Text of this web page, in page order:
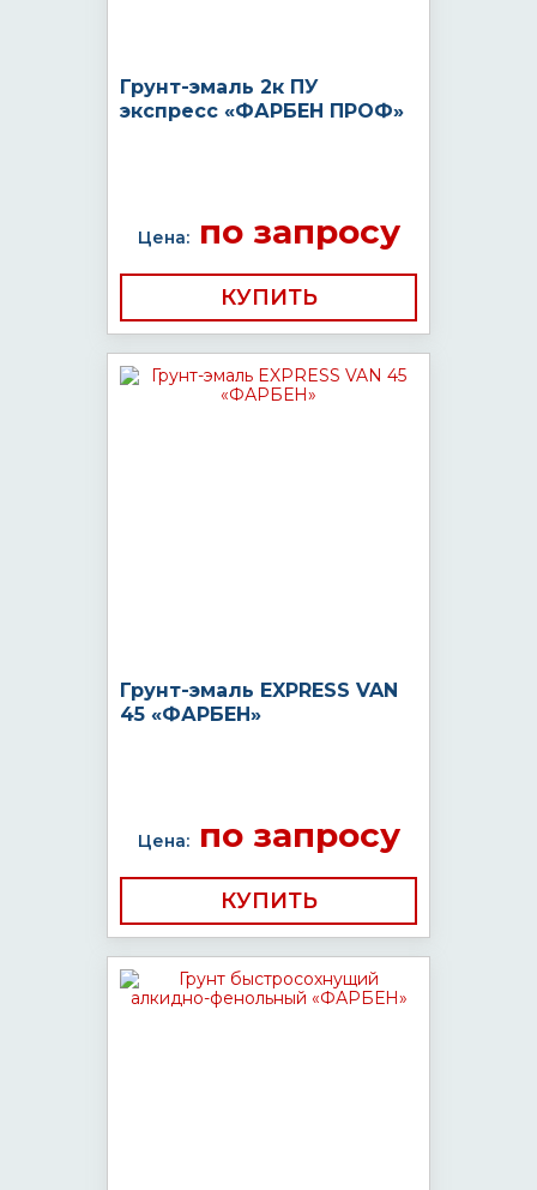
Грунт-эмаль 2к ПУ
экспресс «ФАРБЕН ПРОФ»
Цена:по запросу
КУПИТЬ
Грунт-эмаль EXPRESS VAN
45 «ФАРБЕН»
Цена:по запросу
КУПИТЬ